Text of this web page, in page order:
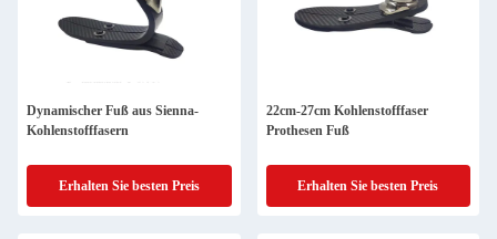
Dynamischer Fuß aus Sienna-
Kohlenstofffasern
Erhalten Sie besten Preis
22cm-27cm Kohlenstofffaser
Prothesen Fuß
Erhalten Sie besten Preis